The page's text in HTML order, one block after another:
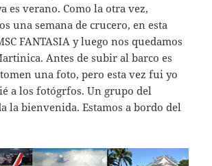
es verano. Como la otra vez,
una semana de crucero, en esta
FANTASIA y luego nos quedamos
Antes de subir al barco es
una foto, pero esta vez fui yo
a los fotógrfos. Un grupo del
la bienvenida. Estamos a bordo del